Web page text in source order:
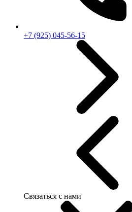
+7 (925) 045-56-15
Связаться с нами